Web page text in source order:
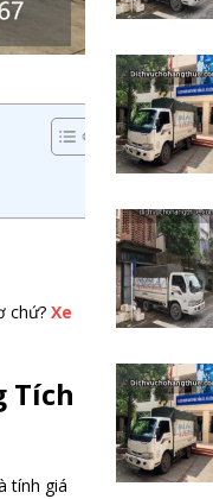
chứ? Xe
Tích
tính giá